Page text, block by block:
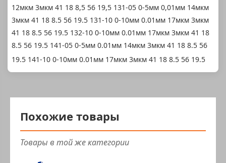
12мкм 3мкм 41 18 8,5 56 19,5 131-05 0-5мм 0,01мм 14мкм
3мкм 41 18 8.5 56 19.5 131-10 0-10мм 0.01мм 17мкм 3мкм
41 18 8.5 56 19.5 132-10 0-10мм 0.01мм 17мкм 3мкм 41 18
8.5 56 19.5 141-05 0-5мм 0.01мм 14мкм 3мкм 41 18 8.5 56
19.5 141-10 0-10мм 0.01мм 17мкм 3мкм 41 18 8.5 56 19.5
Похожие товары
Товары в той же категории